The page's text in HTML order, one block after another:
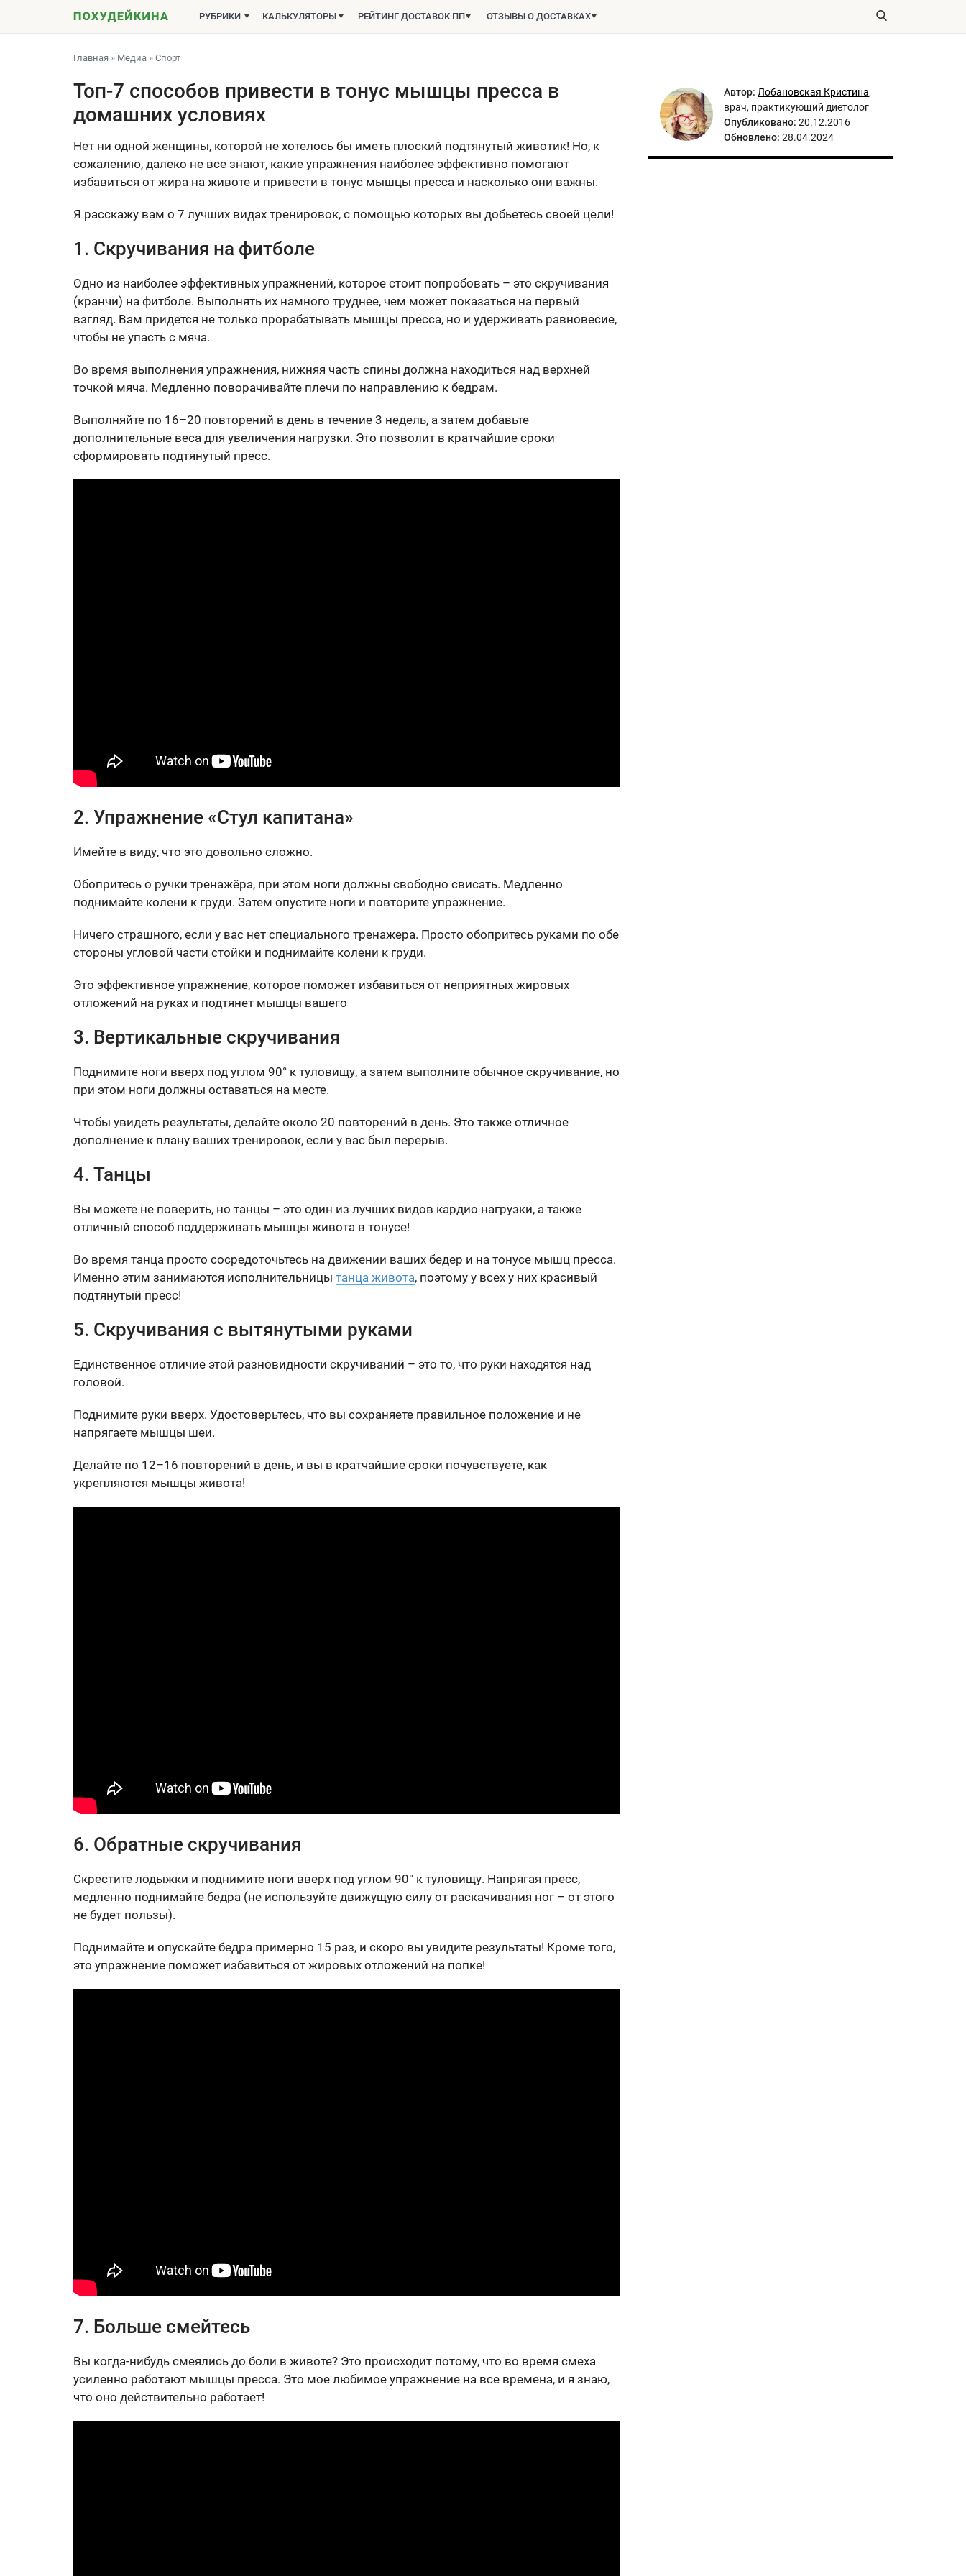
РУБРИКИ КАЛЬКУЛЯТОРЫ РЕЙТИНГ ДОСТАВОК ПП ОТЗЫВЫ О ДОСТАВКАХ
Главная » Медиа » Спорт
Топ-7 способов привести в тонус мышцы пресса в
домашних условиях
Нет ни одной женщины, которой не хотелось бы иметь плоский подтянутый животик! Но, к
сожалению, далеко не все знают, какие упражнения наиболее эффективно помогают
избавиться от жира на животе и привести в тонус мышцы пресса и насколько они важны.
Я расскажу вам о 7 лучших видах тренировок, с помощью которых вы добьетесь своей цели!
1. Скручивания на фитболе
Одно из наиболее эффективных упражнений, которое стоит попробовать – это скручивания
(кранчи) на фитболе. Выполнять их намного труднее, чем может показаться на первый
взгляд. Вам придется не только прорабатывать мышцы пресса, но и удерживать равновесие,
чтобы не упасть с мяча.
Во время выполнения упражнения, нижняя часть спины должна находиться над верхней
точкой мяча. Медленно поворачивайте плечи по направлению к бедрам.
Выполняйте по 16–20 повторений в день в течение 3 недель, а затем добавьте
дополнительные веса для увеличения нагрузки. Это позволит в кратчайшие сроки
сформировать подтянутый пресс.
2. Упражнение «Стул капитана»
Имейте в виду, что это довольно сложно.
Обопритесь о ручки тренажёра, при этом ноги должны свободно свисать. Медленно
поднимайте колени к груди. Затем опустите ноги и повторите упражнение.
Ничего страшного, если у вас нет специального тренажера. Просто обопритесь руками по обе
стороны угловой части стойки и поднимайте колени к груди.
Это эффективное упражнение, которое поможет избавиться от неприятных жировых
отложений на руках и подтянет мышцы вашего
3. Вертикальные скручивания
Поднимите ноги вверх под углом 90° к туловищу, а затем выполните обычное скручивание, но
при этом ноги должны оставаться на месте.
Чтобы увидеть результаты, делайте около 20 повторений в день. Это также отличное
дополнение к плану ваших тренировок, если у вас был перерыв.
4. Танцы
Вы можете не поверить, но танцы – это один из лучших видов кардио нагрузки, а также
отличный способ поддерживать мышцы живота в тонусе!
Во время танца просто сосредоточьтесь на движении ваших бедер и на тонусе мышц пресса.
Именно этим занимаются исполнительницы танца живота, поэтому у всех у них красивый
подтянутый пресс!
5. Скручивания с вытянутыми руками
Единственное отличие этой разновидности скручиваний – это то, что руки находятся над
головой.
Поднимите руки вверх. Удостоверьтесь, что вы сохраняете правильное положение и не
напрягаете мышцы шеи.
Делайте по 12–16 повторений в день, и вы в кратчайшие сроки почувствуете, как
укрепляются мышцы живота!
6. Обратные скручивания
Скрестите лодыжки и поднимите ноги вверх под углом 90° к туловищу. Напрягая пресс,
медленно поднимайте бедра (не используйте движущую силу от раскачивания ног – от этого
не будет пользы).
Поднимайте и опускайте бедра примерно 15 раз, и скоро вы увидите результаты! Кроме того,
это упражнение поможет избавиться от жировых отложений на попке!
7. Больше смейтесь
Вы когда-нибудь смеялись до боли в животе? Это происходит потому, что во время смеха
усиленно работают мышцы пресса. Это мое любимое упражнение на все времена, и я знаю,
что оно действительно работает!
Автор: Лобановская Кристина,
врач, практикующий диетолог
Опубликовано: 20.12.2016
Обновлено: 28.04.2024